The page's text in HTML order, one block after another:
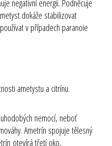
negativní energii. Podněcuje
dokáže stabilizovat
v případech paranoie
ametystu a citrínu.
nemocí, neboť
Ametrín spojuje tělesný
otevírá třetí oko,